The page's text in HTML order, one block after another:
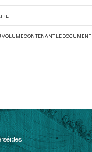
VOLUME CONTENANT LE DOCUMENT